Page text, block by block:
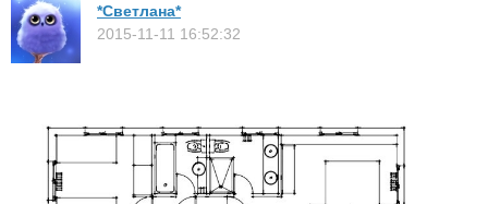
*Светлана*
2015-11-11 16:52:32